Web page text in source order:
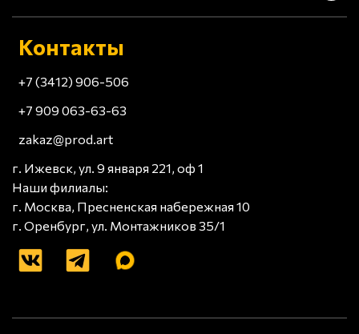
Контакты
+7 (3412) 906-506
+7 909 063-63-63
zakaz@prod.art
г. Ижевск, ул. 9 января 221, оф 1
Наши филиалы:
г. Москва, Пресненская набережная 10
г. Оренбург, ул. Монтажников 35/1